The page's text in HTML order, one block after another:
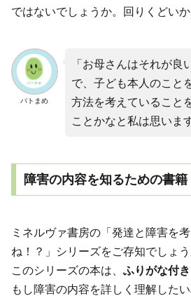
ではないでしょうか。回りくどいか
パトまめ
「お母さんはそれが良
で、子ども本人のこと
方法を考えていること
ことかなと私は思いま
障害の内容を知るための書籍
ミネルヴァ書房の「発達と障害を
ね！？」シリーズをご存知でしょう
このシリーズの本は、 ふりがな付
もし障害の内容を詳しく理解した